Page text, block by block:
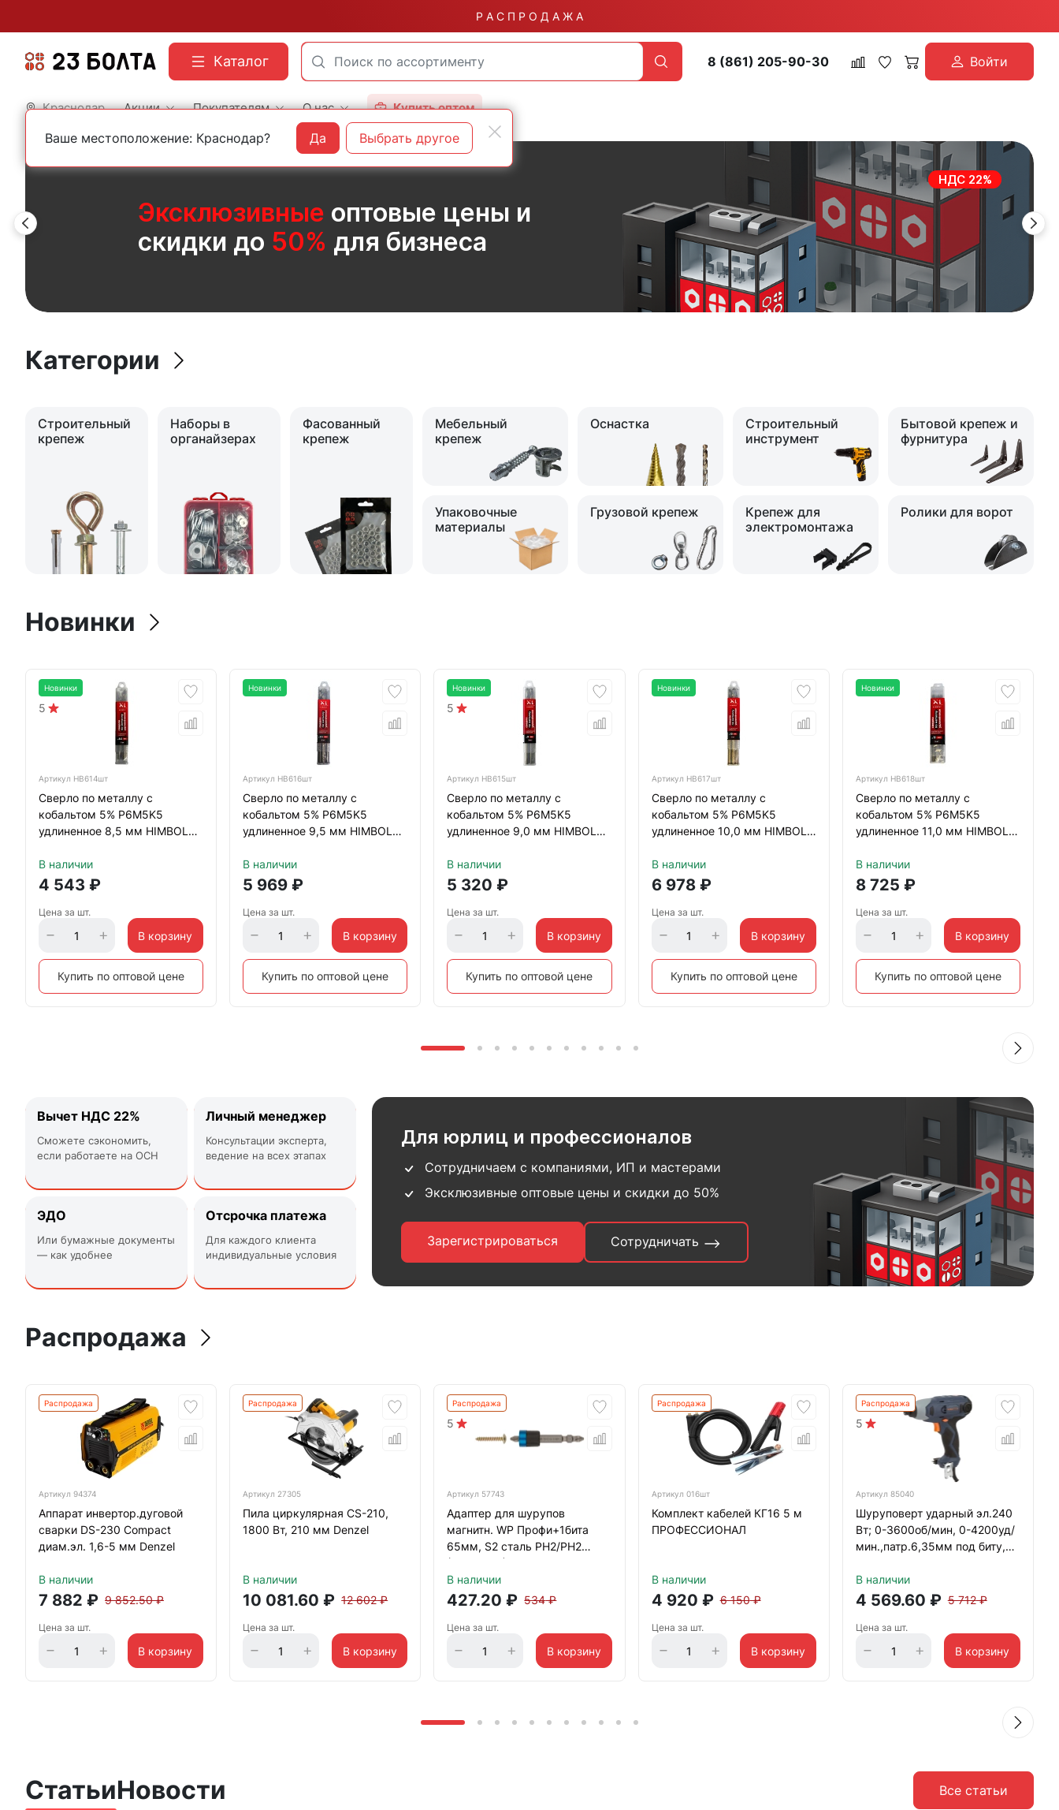
Р А С П Р О Д А Ж А
Каталог 8 (861) 205-90-30 Войти
Краснодар Акции Покупателям О нас Купить оптом
Эксклюзивные оптовые цены и
скидки до 50% для бизнеса
НДС 22%
Категории
Строительный
крепеж
Наборы в
органайзерах
Фасованный
крепеж
Мебельный
крепеж
Оснастка
Строительный
инструмент
Бытовой крепеж и
фурнитура
Упаковочные
материалы
Грузовой крепеж
Крепеж для
электромонтажа
Ролики для ворот
Новинки
Новинки
5
Артикул HB614шт
Сверло по металлу с
кобальтом 5% P6M5K5
удлиненное 8,5 мм HIMBOLT
В наличии
4 543 ₽
Цена за шт.
В корзину
Купить по оптовой цене
Новинки
Артикул HB616шт
Сверло по металлу с
кобальтом 5% P6M5K5
удлиненное 9,5 мм HIMBOLT
В наличии
5 969 ₽
Цена за шт.
В корзину
Купить по оптовой цене
Новинки
5
Артикул HB615шт
Сверло по металлу с
кобальтом 5% P6M5K5
удлиненное 9,0 мм HIMBOLT
В наличии
5 320 ₽
Цена за шт.
В корзину
Купить по оптовой цене
Новинки
Артикул HB617шт
Сверло по металлу с
кобальтом 5% P6M5K5
удлиненное 10,0 мм HIMBOLT
В наличии
6 978₽
Цена за шт.
В корзину
Купить по оптовой цене
Новинки
Артикул HB618шт
Сверло по металлу с
кобальтом 5% P6M5K5
удлиненное 11,0 мм HIMBOLT
В наличии
8 725 ₽
Цена за шт.
В корзину
Купить по оптовой цене
Для юрлиц и профессионалов
Сотрудничаем с компаниями, ИП и мастерами
Эксклюзивные оптовые цены и скидки до 50%
Зарегистрироваться Сотрудничать
Вычет НДС 22%
Cможете сэкономить,
если работаете на ОСН
Личный менеджер
Консультации эксперта,
ведение на всех этапах
ЭДО
Или бумажные документы
— как удобнее
Отсрочка платежа
Для каждого клиента
индивидуальные условия
Распродажа
Распродажа
Артикул 94374
Аппарат инвертор.дуговой
сварки DS-230 Compact
диам.эл. 1,6-5 мм Denzel
В наличии
7 882 ₽ 9 852.50₽
Цена за шт.
В корзину
Распродажа
Артикул 27305
Пила циркулярная CS-210,
1800 Вт, 210 мм Denzel
В наличии
10 081.60 ₽ 12 602₽
Цена за шт.
В корзину
Распродажа
5
Артикул 57743
Адаптер для шурупов
магнитн. WP Профи+1бита
65мм, S2 сталь РН2/РН2
(27124002)
В наличии
427.20 ₽ 534₽
Цена за шт.
В корзину
Распродажа
Артикул 016шт
Комплект кабелей КГ16 5 м
ПРОФЕССИОНАЛ
В наличии
4 920 ₽ 6 150₽
Цена за шт.
В корзину
Распродажа
5
Артикул 85040
Шуруповерт ударный эл.240
Вт; 0-3600об/мин, 0-4200уд/
мин.,патр.6,35мм под биту,
В наличии
4 569.60 ₽ 5 712₽
Цена за шт.
В корзину
СтатьиНовости Все статьи
Ваше местоположение: Краснодар? Да Выбрать другое